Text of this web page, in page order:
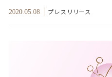
2020.05.08 プレスリリース